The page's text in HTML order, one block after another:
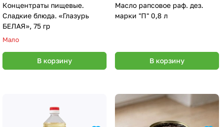
Концентраты пищевые.
Сладкие блюда. «Глазурь
БЕЛАЯ», 75 гр
Мало
В корзину
Масло рапсовое раф. дез.
марки "П" 0,8 л
В корзину